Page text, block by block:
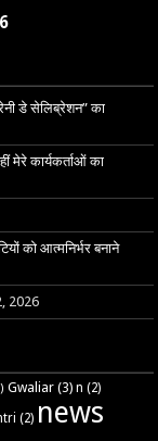
डे सेलिब्रेशन” का
मेरे कार्यकर्ताओं का
को आत्मनिर्भर बनाने
2026
Gwaliar (3) n (2)
(2) news